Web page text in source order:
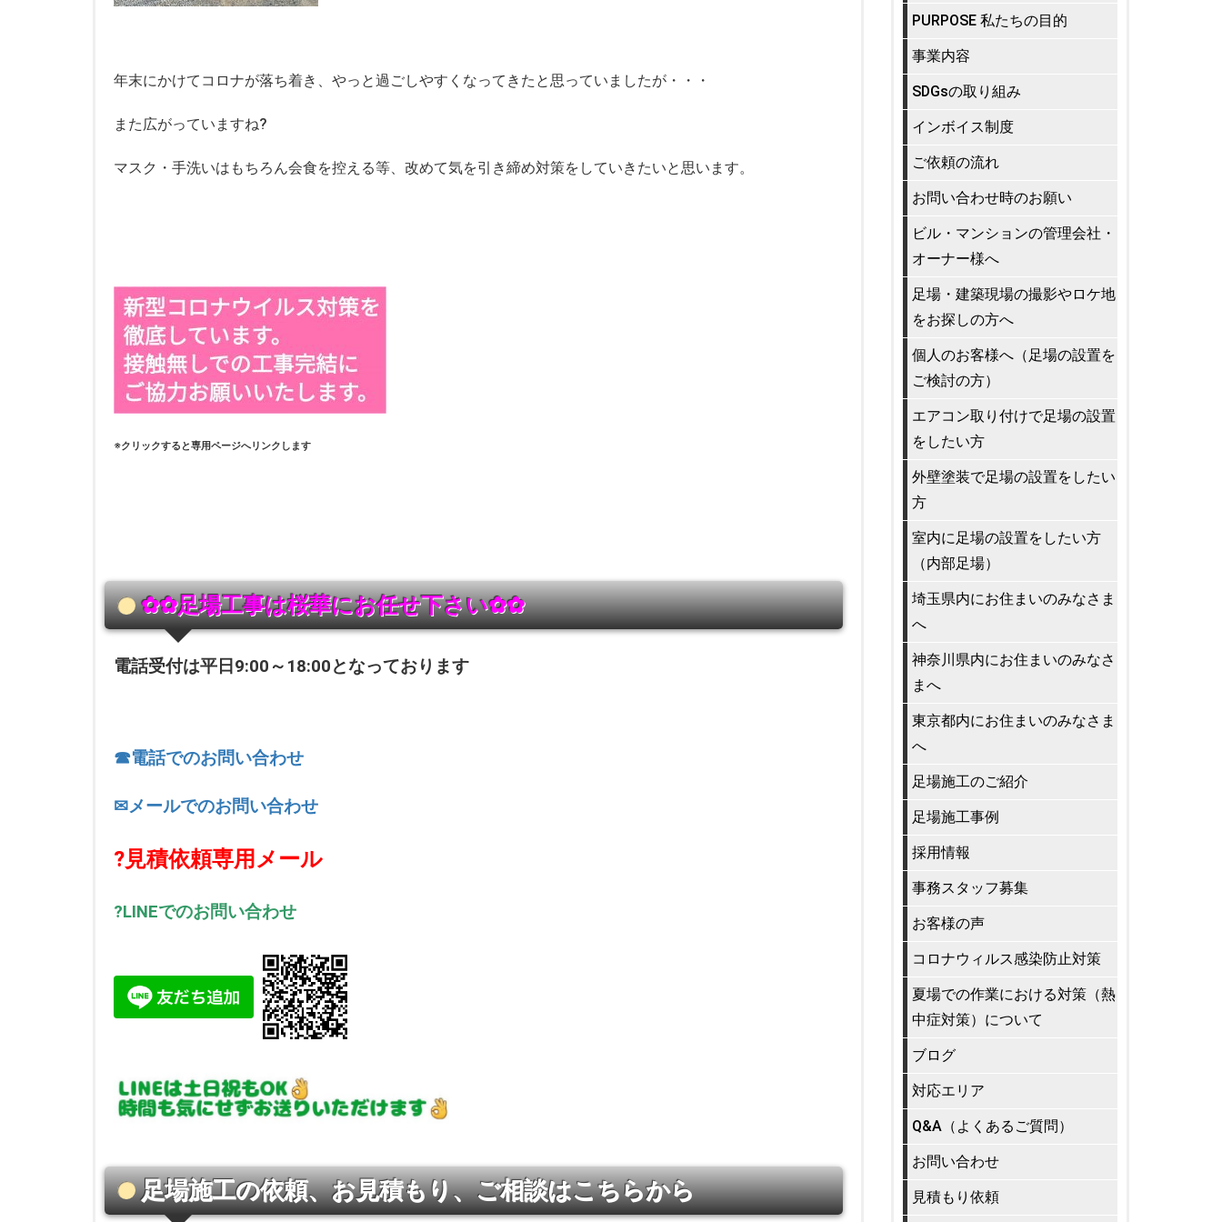
年末にかけてコロナが落ち着き、やっと過ごしやすくなってきたと思っていましたが・・・
また広がっていますね?
マスク・手洗いはもちろん会食を控える等、改めて気を引き締め対策をしていきたいと思います。
※クリックすると専用ページへリンクします
✿✿足場工事は桜華にお任せ下さい✿✿
電話受付は平日9:00～18:00となっております
☎電話でのお問い合わせ
✉メールでのお問い合わせ
?見積依頼専用メール
?LINEでのお問い合わせ
足場施工の依頼、お見積もり、ご相談はこちらから
PURPOSE 私たちの目的
事業内容
SDGsの取り組み
インボイス制度
ご依頼の流れ
お問い合わせ時のお願い
ビル・マンションの管理会社・
オーナー様へ
足場・建築現場の撮影やロケ地
をお探しの方へ
個人のお客様へ（足場の設置を
ご検討の方）
エアコン取り付けで足場の設置
をしたい方
外壁塗装で足場の設置をしたい
方
室内に足場の設置をしたい方
（内部足場）
埼玉県内にお住まいのみなさま
へ
神奈川県内にお住まいのみなさ
まへ
東京都内にお住まいのみなさま
へ
足場施工のご紹介
足場施工事例
採用情報
事務スタッフ募集
お客様の声
コロナウィルス感染防止対策
夏場での作業における対策（熱
中症対策）について
ブログ
対応エリア
Q&A（よくあるご質問）
お問い合わせ
見積もり依頼